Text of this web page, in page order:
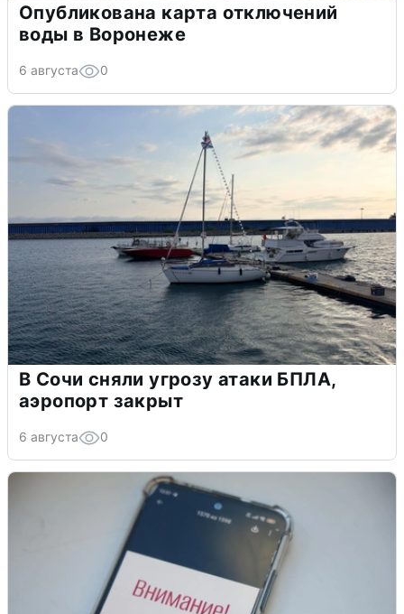
Опубликована карта отключений
воды в Воронеже
6 августа 0
В Сочи сняли угрозу атаки БПЛА,
аэропорт закрыт
6 августа 0